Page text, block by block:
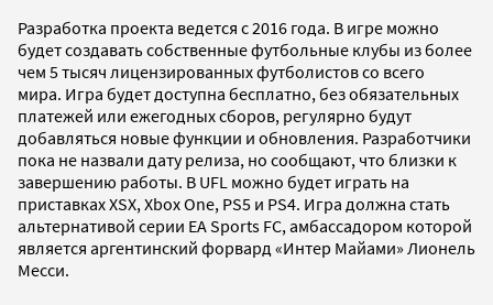
Разработка проекта ведется с 2016 года. В игре можно
будет создавать собственные футбольные клубы из более
чем 5 тысяч лицензированных футболистов со всего
мира. Игра будет доступна бесплатно, без обязательных
платежей или ежегодных сборов, регулярно будут
добавляться новые функции и обновления. Разработчики
пока не назвали дату релиза, но сообщают, что близки к
завершению работы. В UFL можно будет играть на
приставках XSX, Xbox One, PS5 и PS4. Игра должна стать
альтернативой серии EA Sports FC, амбассадором которой
является аргентинский форвард «Интер Майами» Лионель
Месси.